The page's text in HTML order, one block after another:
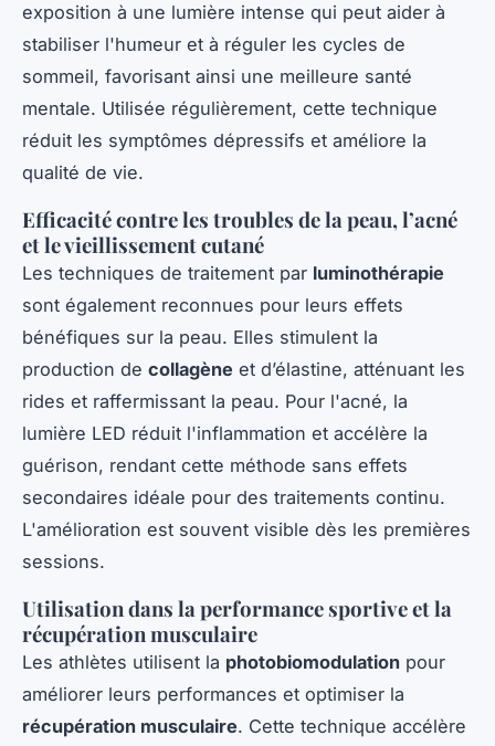
exposition à une lumière intense qui peut aider à
stabiliser l'humeur et à réguler les cycles de
sommeil, favorisant ainsi une meilleure santé
mentale. Utilisée régulièrement, cette technique
réduit les symptômes dépressifs et améliore la
qualité de vie.
Efficacité contre les troubles de la peau, l’acné
et le vieillissement cutané
Les techniques de traitement par luminothérapie
sont également reconnues pour leurs effets
bénéfiques sur la peau. Elles stimulent la
production de collagène et d’élastine, atténuant les
rides et raffermissant la peau. Pour l'acné, la
lumière LED réduit l'inflammation et accélère la
guérison, rendant cette méthode sans effets
secondaires idéale pour des traitements continu.
L'amélioration est souvent visible dès les premières
sessions.
Utilisation dans la performance sportive et la
récupération musculaire
Les athlètes utilisent la photobiomodulation pour
améliorer leurs performances et optimiser la
récupération musculaire. Cette technique accélère